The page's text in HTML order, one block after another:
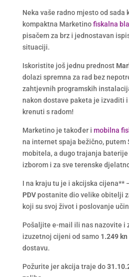
Neka vaše radno mjesto od sada
kompaktna Marketinofiskalna
pisačem za brz i jednostavan
situaciji.
Iskoristite još jednu prednost
dolazi spremna za rad bez
zahtjevnih programskih
nakon dostave paketa je izvaditi
krenuti s radom!
Marketino je također i mobilna
na internet spaja bežično, putem
mobitela, a dugo trajanja
izborom i za sve terenske
I na kraju tu je i akcijska cijena**
PDVpostanite dio velike obitelji
koji su svoj život i poslovanje
Pošaljite e-mail ili nas nazovite i
izuzetnoj cijeni od samo 1.249 kn
dostavu.
Požurite jer akcija traje do